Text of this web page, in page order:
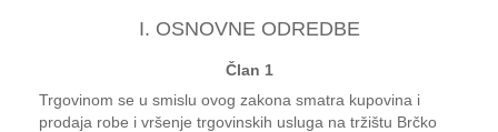
I. OSNOVNE ODREDBE
Član 1
Trgovinom se u smislu ovog zakona smatra kupovina i
prodaja robe i vršenje trgovinskih usluga na tržištu Brčko